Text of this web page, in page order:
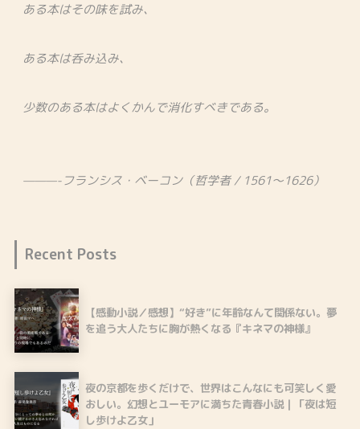
ある本はその味を試み、
ある本は呑み込み、
少数のある本はよくかんで消化すべきである。
———-フランシス・ベーコン（哲学者 / 1561～1626）
Recent Posts
【感動小説／感想】“好き”に年齢なんて関係ない。夢
を追う大人たちに胸が熱くなる『キネマの神様』
夜の京都を歩くだけで、世界はこんなにも可笑しく愛
おしい。幻想とユーモアに満ちた青春小説｜「夜は短
し歩けよ乙女」